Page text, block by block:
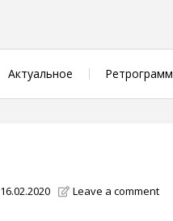
Актуальное Ретрограмм
16.02.2020 Leave a comment